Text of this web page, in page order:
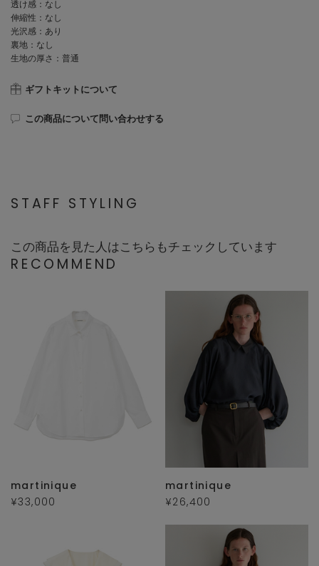
透け感：なし
伸縮性：なし
光沢感：あり
裏地：なし
生地の厚さ：普通
ギフトキットについて
この商品について問い合わせする
STAFF STYLING
この商品を見た人はこちらもチェックしています
RECOMMEND
martinique
¥33,000
martinique
¥26,400